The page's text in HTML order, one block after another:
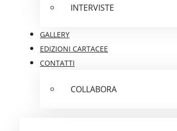
INTERVISTE
GALLERY
EDIZIONI CARTACEE
CONTATTI
COLLABORA